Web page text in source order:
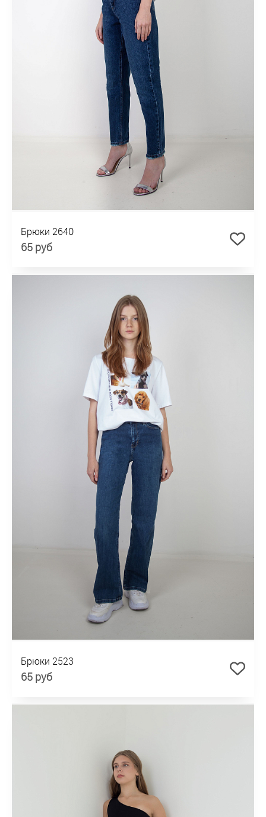
Брюки 2640
65 руб
Брюки 2523
65 руб